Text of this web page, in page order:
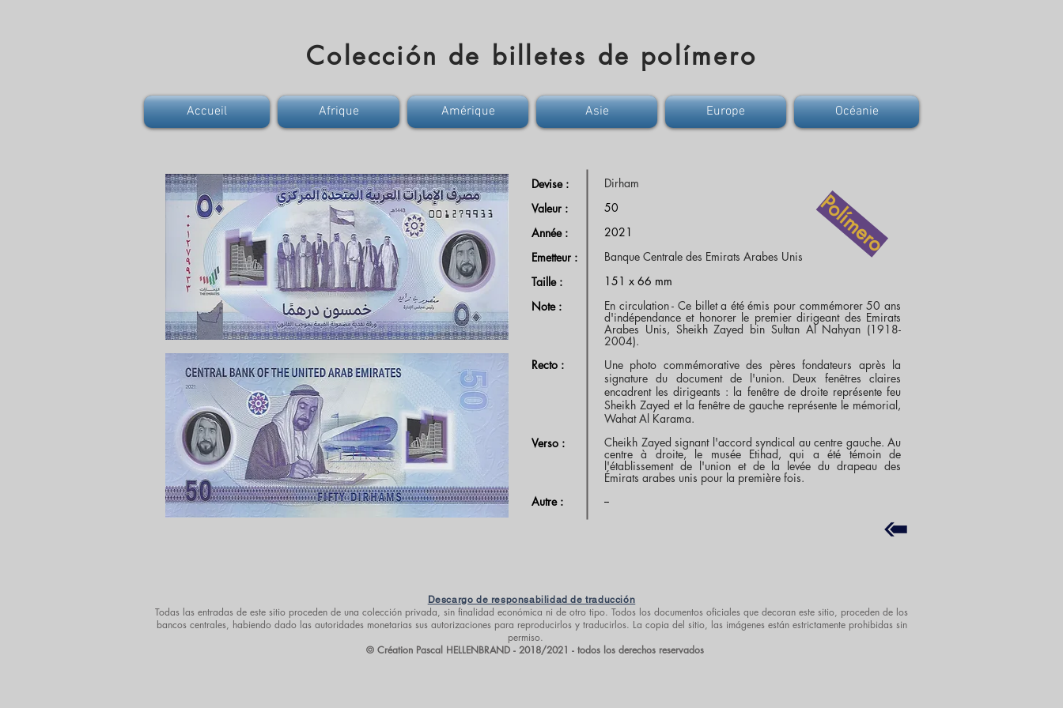
Colección de billetes de polímero
Accueil Afrique Amérique Asie Europe Océanie
Devise :
Dirham
Valeur :
50
Année :
2021
Emetteur :
Banque Centrale des Emirats Arabes Unis
Taille :
151 x 66 mm
Note :
En circulation - Ce billet a été émis pour commémorer 50 ans
d'indépendance et honorer le premier dirigeant des Emirats
Arabes Unis, Sheikh Zayed bin Sultan Al Nahyan (1918-
2004).
Recto :
Une photo commémorative des pères fondateurs après la
signature du document de l'union. Deux fenêtres claires
encadrent les dirigeants : la fenêtre de droite représente feu
Sheikh Zayed et la fenêtre de gauche représente le mémorial,
Wahat Al Karama.
Verso :
Cheikh Zayed signant l'accord syndical au centre gauche. Au
centre à droite, le musée Etihad, qui a été témoin de
l'établissement de l'union et de la levée du drapeau des
Émirats arabes unis pour la première fois.
Autre :
--
Polímero
Descargo de responsabilidad de traducción
Todas las entradas de este sitio proceden de una colección privada, sin finalidad económica ni de otro tipo. Todos los documentos oficiales que decoran este sitio, proceden de los
bancos centrales, habiendo dado las autoridades monetarias sus autorizaciones para reproducirlos y traducirlos. La copia del sitio, las imágenes están estrictamente prohibidas sin
permiso.
© Création Pascal HELLENBRAND - 2018/2021 - todos los derechos reservados